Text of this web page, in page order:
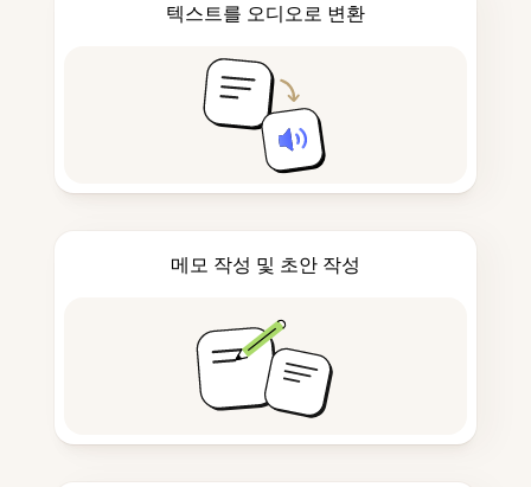
텍스트를 오디오로 변환
메모 작성 및 초안 작성